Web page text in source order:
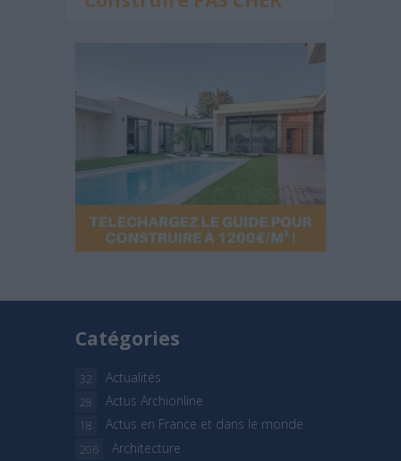
Catégories
Actualités
32
Actus Archionline
28
Actus en France et dans le monde
18
Architecture
206